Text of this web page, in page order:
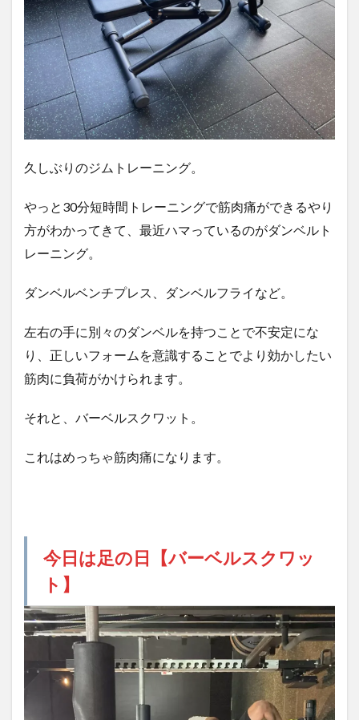
久しぶりのジムトレーニング。
やっと30分短時間トレーニングで筋肉痛ができるやり
方がわかってきて、最近ハマっているのがダンベルト
レーニング。
ダンベルベンチプレス、ダンベルフライなど。
左右の手に別々のダンベルを持つことで不安定にな
り、正しいフォームを意識することでより効かしたい
筋肉に負荷がかけられます。
それと、バーベルスクワット。
これはめっちゃ筋肉痛になります。
今日は足の日【バーベルスクワッ
ト】